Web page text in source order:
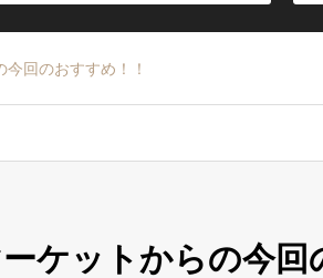
今回のおすすめ！！
ケットからの今回